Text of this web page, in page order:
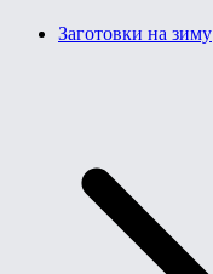
Заготовки на зиму